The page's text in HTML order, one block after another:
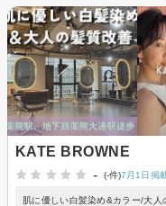
KATE BROWNE
-
(-件)7月1日掲
肌に優しい白髪染め&カラー/大